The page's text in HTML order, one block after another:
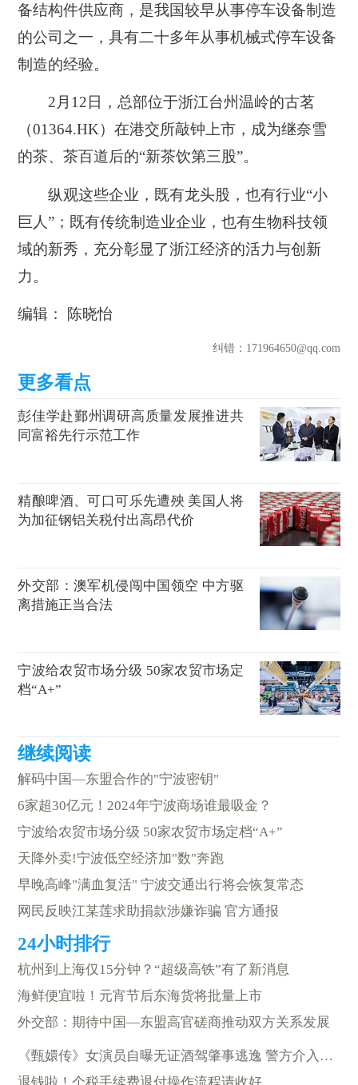
备结构件供应商，是我国较早从事停车设备制造
的公司之一，具有二十多年从事机械式停车设备
制造的经验。
2月12日，总部位于浙江台州温岭的古茗
（01364.HK）在港交所敲钟上市，成为继奈雪
的茶、茶百道后的“新茶饮第三股”。
纵观这些企业，既有龙头股，也有行业“小
巨人”；既有传统制造业企业，也有生物科技领
域的新秀，充分彰显了浙江经济的活力与创新
力。
编辑： 陈晓怡
纠错：171964650@qq.com
彭佳学赴鄞州调研高质量发展推进共
同富裕先行示范工作
精酿啤酒、可口可乐先遭殃 美国人将
为加征钢铝关税付出高昂代价
外交部：澳军机侵闯中国领空 中方驱
离措施正当合法
宁波给农贸市场分级 50家农贸市场定
档“A+”
解码中国—东盟合作的"宁波密钥"
6家超30亿元！2024年宁波商场谁最吸金？
宁波给农贸市场分级 50家农贸市场定档“A+”
天降外卖!宁波低空经济加"数"奔跑
早晚高峰"满血复活" 宁波交通出行将会恢复常态
网民反映江某莲求助捐款涉嫌诈骗 官方通报
杭州到上海仅15分钟？“超级高铁”有了新消息
海鲜便宜啦！元宵节后东海货将批量上市
外交部：期待中国—东盟高官磋商推动双方关系发展
《甄嬛传》女演员自曝无证酒驾肇事逃逸 警方介入调查